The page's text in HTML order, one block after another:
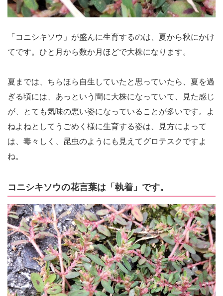
「コニシキソウ」が盛んに生育するのは、夏から秋にかけ
てです。ひと月から数か月ほどで大株になります。
夏までは、ちらほら自生していたと思っていたら、夏を過
ぎる頃には、あっという間に大株になっていて、見た感じ
が、とても気味の悪い姿になっていることが多いです。よ
ねよねとしてうごめく様に生育する姿は、見方によって
は、毒々しく、昆虫のようにも見えてグロテスクですよ
ね。
コニシキソウの花言葉は「執着」です。